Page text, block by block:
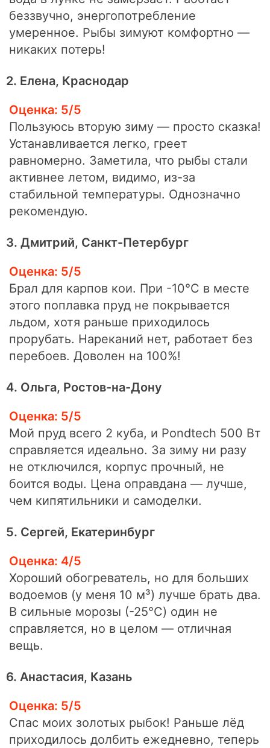
беззвучно, энергопотребление
умеренное. Рыбы зимуют комфортно —
никаких потерь!
2. Елена, Краснодар
Оценка: 5/5
Пользуюсь вторую зиму — просто сказка!
Устанавливается легко, греет
равномерно. Заметила, что рыбы стали
активнее летом, видимо, из-за
стабильной температуры. Однозначно
рекомендую.
3. Дмитрий, Санкт-Петербург
Оценка: 5/5
Брал для карпов кои. При -10°C в месте
этого поплавка пруд не покрывается
льдом, хотя раньше приходилось
прорубать. Нареканий нет, работает без
перебоев. Доволен на 100%!
4. Ольга, Ростов-на-Дону
Оценка: 5/5
Мой пруд всего 2 куба, и Pondtech 500 Вт
справляется идеально. За зиму ни разу
не отключился, корпус прочный, не
боится воды. Цена оправдана — лучше,
чем кипятильники и самоделки.
5. Сергей, Екатеринбург
Оценка: 4/5
Хороший обогреватель, но для больших
водоемов (у меня 10 м³) лучше брать два.
В сильные морозы (-25°C) один не
справляется, но в целом — отличная
вещь.
6. Анастасия, Казань
Оценка: 5/5
Спас моих золотых рыбок! Раньше лёд
приходилось долбить ежедневно, теперь